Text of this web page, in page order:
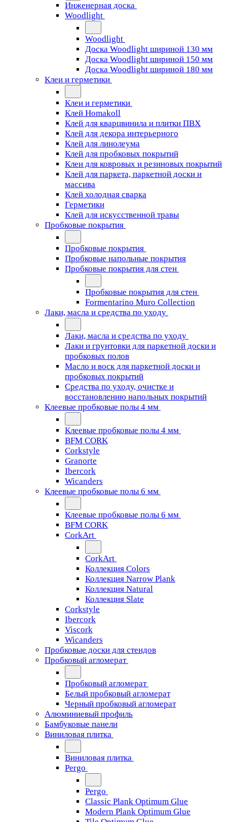
Инженерная доска
Woodlight
Woodlight
Доска Woodlight шириной 130 мм
Доска Woodlight шириной 150 мм
Доска Woodlight шириной 180 мм
Клеи и герметики
Клеи и герметики
Клей Homakoll
Клей для кварцвинила и плитки ПВХ
Клей для декора интерьерного
Клей для линолеума
Клей для пробковых покрытий
Клеи для ковровых и резиновых покрытий
Клей для паркета, паркетной доски и
массива
Клей холодная сварка
Герметики
Клей для искусственной травы
Пробковые покрытия
Пробковые покрытия
Пробковые напольные покрытия
Пробковые покрытия для стен
Пробковые покрытия для стен
Formentarino Muro Collection
Лаки, масла и средства по уходу
Лаки, масла и средства по уходу
Лаки и грунтовки для паркетной доски и
пробковых полов
Масло и воск для паркетной доски и
пробковых покрытий
Средства по уходу, очистке и
восстановлению напольных покрытий
Клеевые пробковые полы 4 мм
Клеевые пробковые полы 4 мм
BFM CORK
Corkstyle
Granorte
Ibercork
Wicanders
Клеевые пробковые полы 6 мм
Клеевые пробковые полы 6 мм
BFM CORK
CorkArt
CorkArt
Коллекция Colors
Коллекция Narrow Plank
Коллекция Natural
Коллекция Slate
Corkstyle
Ibercork
Viscork
Wicanders
Пробковые доски для стендов
Пробковый агломерат
Пробковый агломерат
Белый пробковый агломерат
Черный пробковый агломерат
Алюминиевый профиль
Бамбуковые панели
Виниловая плитка
Виниловая плитка
Pergo
Pergo
Classic Plank Optimum Glue
Modern Plank Optimum Glue